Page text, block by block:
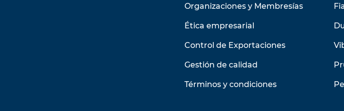
Organizaciones y Membresías
Ética empresarial
Control de Exportaciones
Gestión de calidad
Términos y condiciones